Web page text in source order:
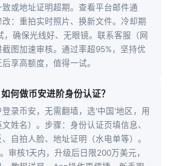
致或地址证明超期。查看平台邮件通
：重拍实时照片、换新文件。冷却期
，确保光线好、无眼镜。联系客服（网
图加速审核。通过率超95%，坚持优
享高额度，值得一试。
何做币安进阶身份认证？
录币安，无需翻墙，选'中国'地区，用
姓名）。步骤：身份认证页填信息、
、自拍人脸、地址证明（水电单等）。
审核1天内，升级后日限200万美元，